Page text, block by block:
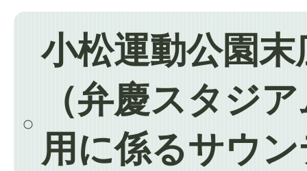
小松運動公園
（弁慶スタジ
用に係るサウ